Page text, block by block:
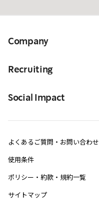
Company
Recruiting
Social Impact
よくあるご質問・お問い合わせ
使用条件
ポリシー・約款・規約一覧
サイトマップ